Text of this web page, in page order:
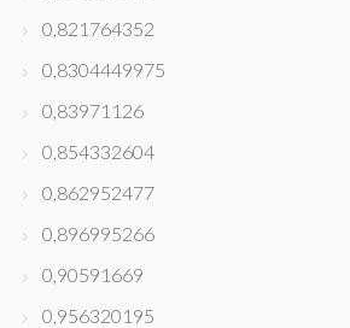
0,821764352
0,8304449975
0,83971126
0,854332604
0,862952477
0,896995266
0,90591669
0,956320195